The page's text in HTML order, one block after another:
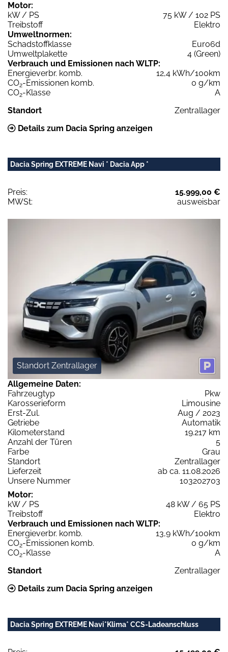
Motor:
kW / PS
75 kW / 102 PS
Treibstoff
Elektro
Umweltnormen:
Schadstoffklasse
Euro6d
Umweltplakette
4 (Green)
Verbrauch und Emissionen nach WLTP:
Energieverbr. komb.
12,4 kWh/100km
CO2-Emissionen komb.
0 g/km
CO2-Klasse
A
Standort
Zentrallager
Details zum Dacia Spring anzeigen
Dacia Spring EXTREME Navi * Dacia App *
Preis:
15.999,00 €
MWSt:
ausweisbar
Standort Zentrallager
Allgemeine Daten:
Fahrzeugtyp
Pkw
Karosserieform
Limousine
Erst-Zul.
Aug / 2023
Getriebe
Automatik
Kilometerstand
19.217 km
Anzahl der Türen
5
Farbe
Grau
Standort
Zentrallager
Lieferzeit
ab ca. 11.08.2026
Unsere Nummer
103202703
Motor:
kW / PS
48 kW / 65 PS
Treibstoff
Elektro
Verbrauch und Emissionen nach WLTP:
Energieverbr. komb.
13,9 kWh/100km
CO2-Emissionen komb.
0 g/km
CO2-Klasse
A
Standort
Zentrallager
Details zum Dacia Spring anzeigen
Dacia Spring EXTREME Navi*Klima* CCS-Ladeanschluss